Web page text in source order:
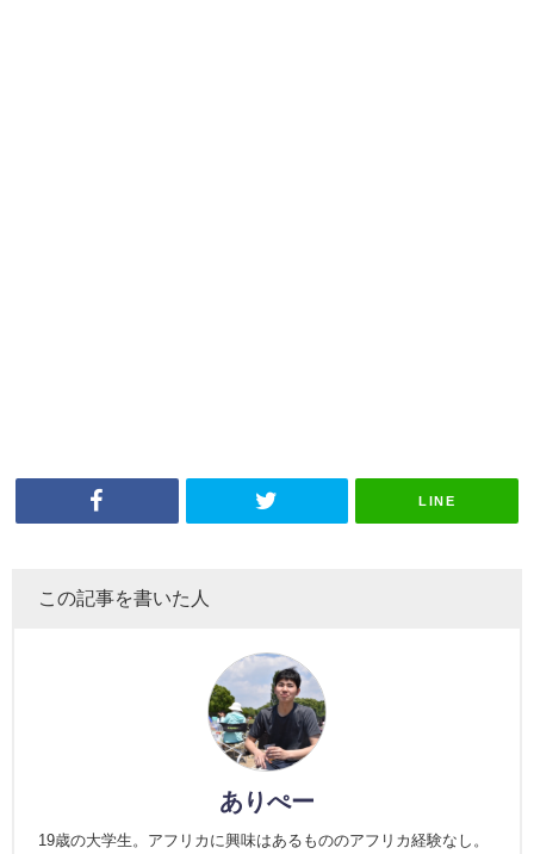
LINE
この記事を書いた人
ありぺー
19歳の大学生。アフリカに興味はあるもののアフリカ経験なし。